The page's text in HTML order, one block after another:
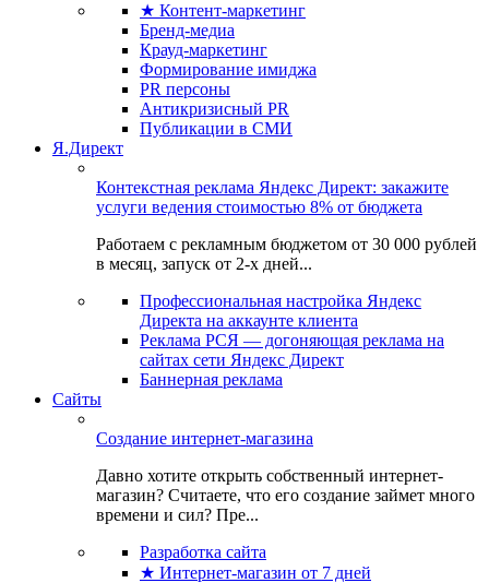
★ Контент-маркетинг
Бренд-медиа
Крауд-маркетинг
Формирование имиджа
PR персоны
Антикризисный PR
Публикации в СМИ
Я.Директ
Контекстная реклама Яндекс Директ: закажите
услуги ведения стоимостью 8% от бюджета
Работаем с рекламным бюджетом от 30 000 рублей
в месяц, запуск от 2-х дней...
Профессиональная настройка Яндекс
Директа на аккаунте клиента
Реклама РСЯ — догоняющая реклама на
сайтах сети Яндекс Директ
Баннерная реклама
Сайты
Создание интернет-магазина
Давно хотите открыть собственный интернет-
магазин? Считаете, что его создание займет много
времени и сил? Пре...
Разработка сайта
★ Интернет-магазин от 7 дней